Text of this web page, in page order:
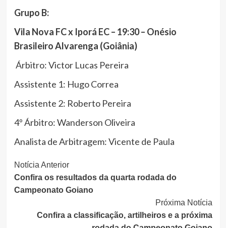
Grupo B:
Vila Nova FC x Iporá EC – 19:30 – Onésio
Brasileiro Alvarenga (Goiânia)
Árbitro: Victor Lucas Pereira
Assistente 1: Hugo Correa
Assistente 2: Roberto Pereira
4º Árbitro: Wanderson Oliveira
Analista de Arbitragem: Vicente de Paula
Continue
Lendo
Notícia Anterior
Confira os resultados da quarta rodada do
Campeonato Goiano
Próxima Notícia
Confira a classificação, artilheiros e a próxima